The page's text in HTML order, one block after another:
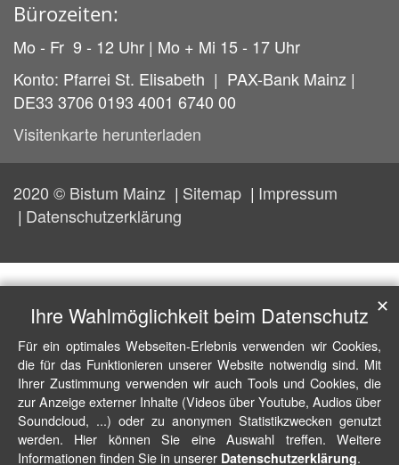
Bürozeiten:
Mo - Fr 9 - 12 Uhr | Mo + Mi 15 - 17 Uhr
Konto: Pfarrei St. Elisabeth | PAX-Bank Mainz |
DE33 3706 0193 4001 6740 00
Visitenkarte herunterladen
2020 © Bistum Mainz Sitemap
Impressum
Datenschutzerklärung
Ihre Wahlmöglichkeit beim Datenschutz
Für ein optimales Webseiten-Erlebnis verwenden wir Cookies,
die für das Funktionieren unserer Website notwendig sind. Mit
Ihrer Zustimmung verwenden wir auch Tools und Cookies, die
zur Anzeige externer Inhalte (Videos über Youtube, Audios über
Soundcloud, ...) oder zu anonymen Statistikzwecken genutzt
werden. Hier können Sie eine Auswahl treffen. Weitere
Informationen finden Sie in unserer Datenschutzerklärung.
✕